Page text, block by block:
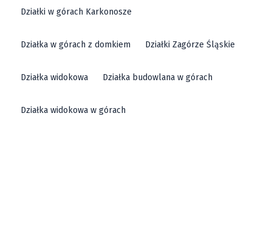
Działki w górach Karkonosze
Działka w górach z domkiem Działki Zagórze Śląskie
Działka widokowa Działka budowlana w górach
Działka widokowa w górach